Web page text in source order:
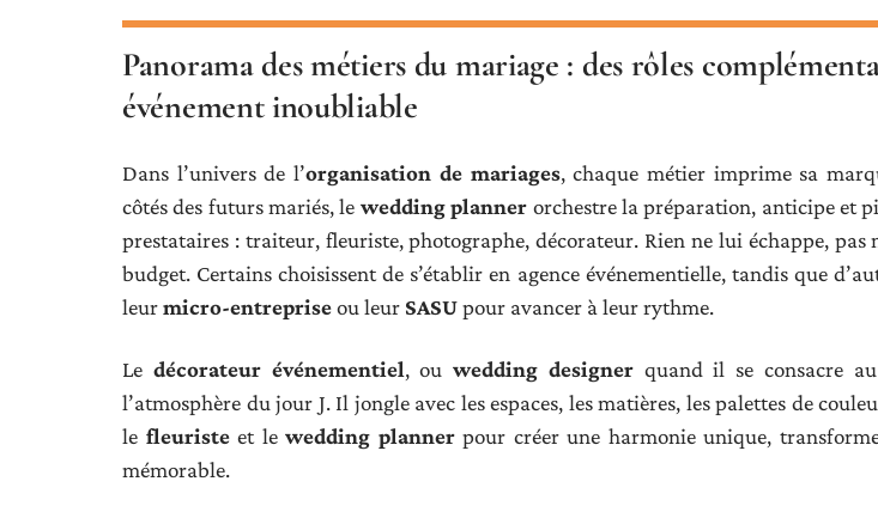
Panorama des métiers du mariage : des rôles
événement inoubliable
Dans l’univers de l’organisation de mariages, chaque métier imprime sa
côtés des futurs mariés, le wedding planner orchestre la préparation, anticipe et
prestataires : traiteur, fleuriste, photographe, décorateur. Rien ne lui échappe, pas
budget. Certains choisissent de s’établir en agence événementielle, tandis que
leurmicro-entrepriseou leur SASUpour avancer à leur rythme.
Le décorateur événementiel, ou wedding designerquand il se consacre
l’atmosphère du jour J. Il jongle avec les espaces, les matières, les palettes de
le fleuristeet lewedding plannerpour créer une harmonie unique,
mémorable.